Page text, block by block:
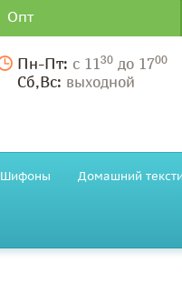
Опт
Пн-Пт: с 1130 до 1700
Сб,Вс: выходной
Шифоны Домашний